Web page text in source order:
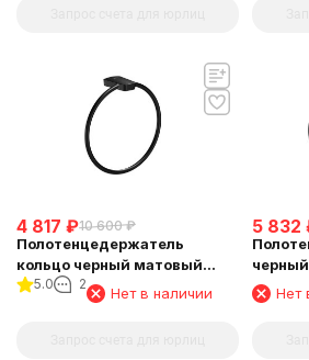
4 817 ₽10 600 ₽
Полотенцедержатель
кольцо черный матовый
Sonia 168224
5.0 2
Нет в наличии
5 832
166404
Нет